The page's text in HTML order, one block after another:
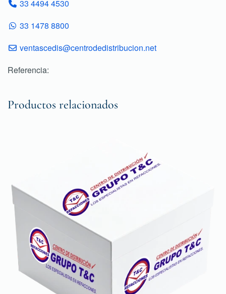
33 4494 4530
33 1478 8800
ventascedis@centrodedistribucion.net
Referencia:
Productos relacionados